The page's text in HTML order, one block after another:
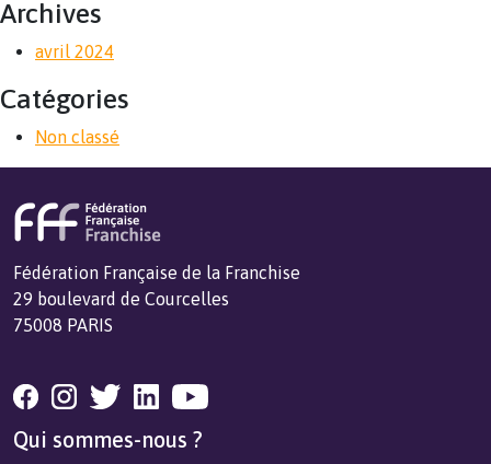
Archives
avril 2024
Catégories
Non classé
Fédération Française de la Franchise
29 boulevard de Courcelles
75008 PARIS
Qui sommes-nous ?